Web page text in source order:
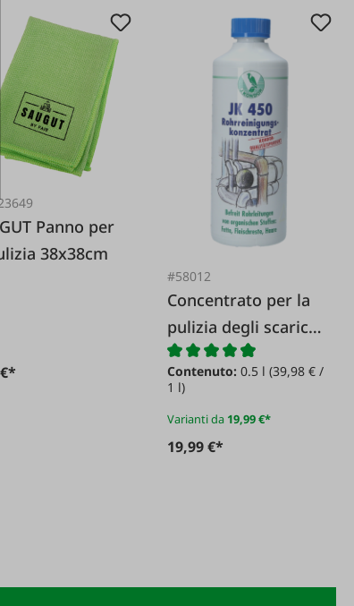
per
38x38cm
#58012
Concentrato per la
pulizia degli scarichi
JK450
Contenuto:0.5 l(39,98 € /
1 l)
Varianti da 19,99 €*
19,99 €*